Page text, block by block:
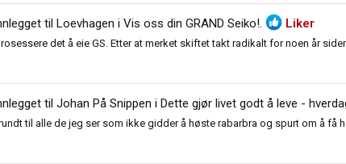
til Loevhagen i Vis oss din GRAND Seiko!. Liker
det å eie GS. Etter at merket skiftet takt radikalt for noen år
til Johan På Snippen i Dette gjør livet godt å leve -
til alle de jeg ser som ikke gidder å høste rabarbra og spurt om å få